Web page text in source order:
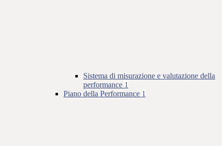
Sistema di misurazione e valutazione della
performance 1
Piano della Performance 1